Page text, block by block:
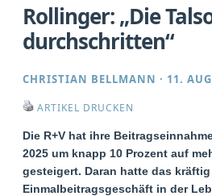
Rollinger: „Die
durchschritten“
CHRISTIAN BELLMANN · 11.
ARTIKEL DRUCKEN
Die R+V hat ihre
2025 um knapp 10 Prozent auf
gesteigert. Daran hatte das
Einmalbeitragsgeschäft in der